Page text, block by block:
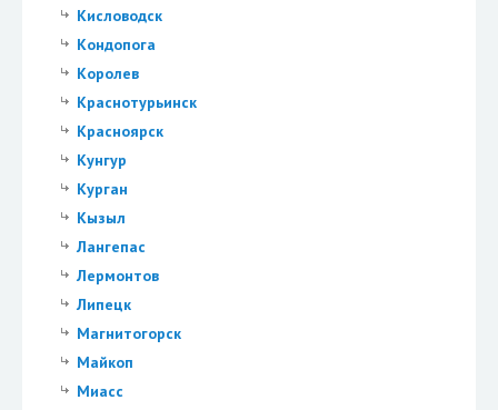
Кисловодск
Кондопога
Королев
Краснотурьинск
Красноярск
Кунгур
Курган
Кызыл
Лангепас
Лермонтов
Липецк
Магнитогорск
Майкоп
Миасс